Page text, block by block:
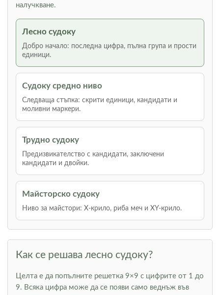
налучкване.
Лесно судоку
Добро начало: последна цифра, пълна група и прости
единици.
Судоку средно ниво
Следваща стъпка: скрити единици, кандидати и
моливни маркери.
Трудно судоку
Предизвикателство с кандидати, заключени
кандидати и двойки.
Майсторско судоку
Ниво за майстори: Х-крило, риба меч и XY-крило.
Как се решава лесно судоку?
Целта е да попълните решетка 9×9 с цифрите от 1 до
9. Всяка цифра може да се появи само веднъж във